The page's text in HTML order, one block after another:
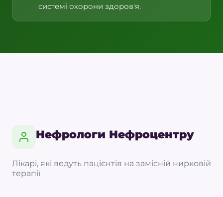
системі охорони здоров'я.
Нефрологи Нефроцентру
Лікарі, які ведуть пацієнтів на замісній нирковій
терапії